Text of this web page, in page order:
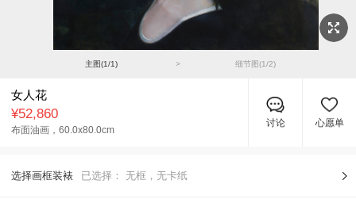
主图(1/1) > 细节图(1/2)
女人花
¥52,860
布面油画， 60.0x80.0cm
讨论 心愿单
选择画框装裱 已选择： 无框，无卡纸